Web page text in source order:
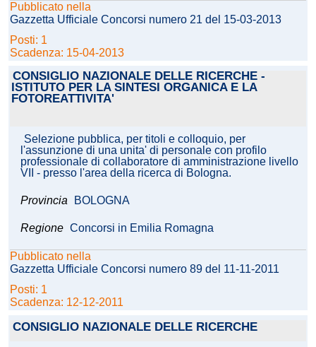
Pubblicato nella
Gazzetta Ufficiale Concorsi numero 21 del 15-03-2013
Posti: 1
Scadenza: 15-04-2013
CONSIGLIO NAZIONALE DELLE RICERCHE -
ISTITUTO PER LA SINTESI ORGANICA E LA
FOTOREATTIVITA'
Selezione pubblica, per titoli e colloquio, per
l'assunzione di una unita' di personale con profilo
professionale di collaboratore di amministrazione livello
VII - presso l'area della ricerca di Bologna.
Provincia BOLOGNA
Regione Concorsi in Emilia Romagna
Pubblicato nella
Gazzetta Ufficiale Concorsi numero 89 del 11-11-2011
Posti: 1
Scadenza: 12-12-2011
CONSIGLIO NAZIONALE DELLE RICERCHE